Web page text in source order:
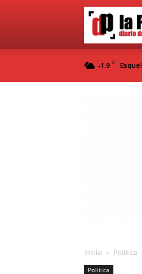
-1.9 C Esquel
Inicio Politica
Politica